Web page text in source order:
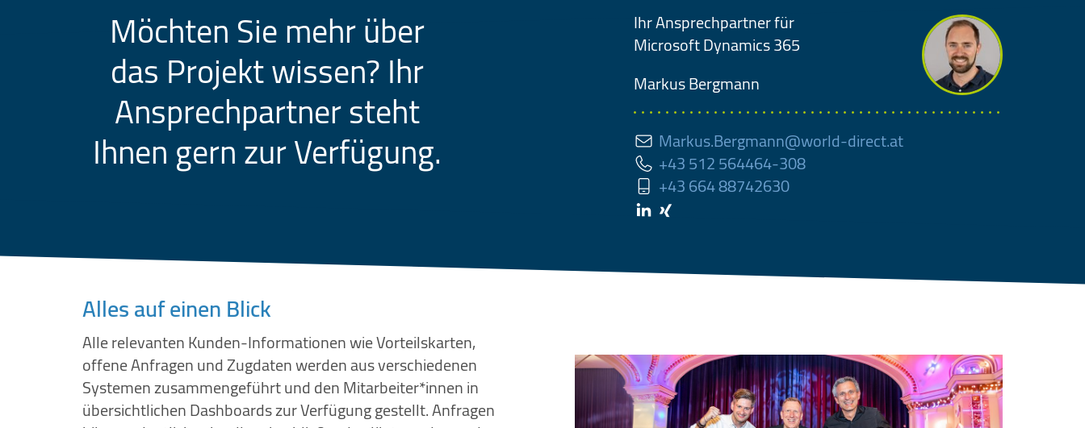
Möchten Sie mehr über
das Projekt wissen? Ihr
Ansprechpartner steht
Ihnen gern zur Verfügung.
Ihr Ansprechpartner für
Microsoft Dynamics 365
MarkusBergmann
Markus.Bergmann@world-direct.at
+43 512 564464-308
+43 664 88742630
Alles auf einen Blick
Alle relevanten Kunden-Informationen wie Vorteilskarten,
offene Anfragen und Zugdaten werden aus verschiedenen
Systemen zusammengeführt und den Mitarbeiter*innen in
übersichtlichen Dashboards zur Verfügung gestellt. Anfragen